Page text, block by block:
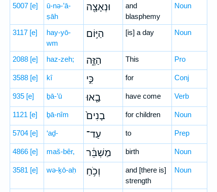
5007 [e]
ū-nə-’ā-
ṣāh
וּנְאָצָ֖ה
and
blasphemy
Noun
3117 [e]
hay-yō-
wm
הַיּ֣וֹם [is] a day Noun
2088 [e] haz-zeh; הַזֶּ֑ה This Pro
3588 [e] kî כִּ֣י for Conj
935 [e] ḇā-’ū בָ֤אוּ have come Verb
1121 [e] ḇā-nîm בָנִים֙ for children Noun
5704 [e] ‘aḏ- עַד־ to Prep
4866 [e] maš-bêr, מַשְׁבֵּ֔ר birth Noun
3581 [e] wə-ḵō-aḥ וְכֹ֥חַ
and [there is]
strength
Noun